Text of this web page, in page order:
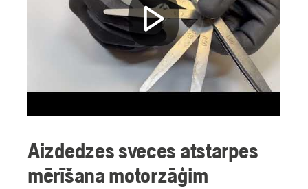
Aizdedzes sveces atstarpes
mērīšana motorzāģim